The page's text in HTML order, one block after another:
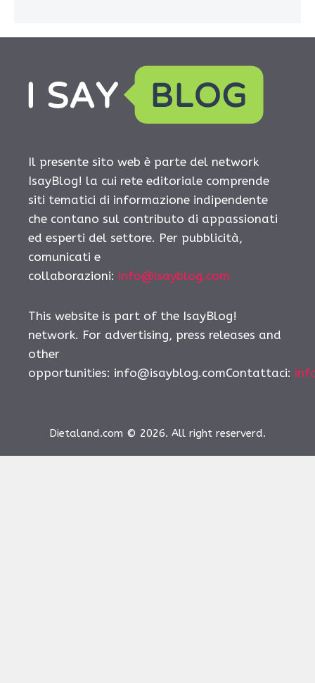
Il presente sito web è parte del network
IsayBlog! la cui rete editoriale comprende
siti tematici di informazione indipendente
che contano sul contributo di appassionati
ed esperti del settore. Per pubblicità,
comunicati e
collaborazioni: info@isayblog.com
This website is part of the IsayBlog!
network. For advertising, press releases and
other
opportunities: info@isayblog.comContattaci:
Dietaland.com © 2026. All right reserverd.